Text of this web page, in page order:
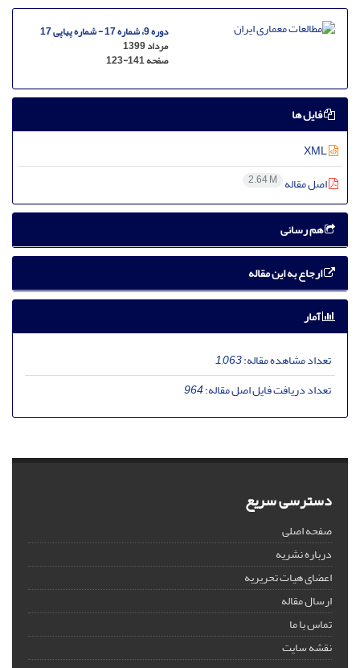
دوره 9، شماره 17 - شماره پیاپی 17
مرداد 1399
صفحه123-141
فایل ها
اصل مقاله 2.64 M
هم رسانی
ارجاع به این مقاله
آمار
تعداد مشاهده مقاله:1,063
تعداد دریافت فایل اصل مقاله:964
دسترسی سریع
صفحه اصلی
درباره نشریه
اعضای هیات تحریریه
ارسال مقاله
تماس با ما
نقشه سایت